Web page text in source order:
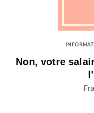
Non, votre